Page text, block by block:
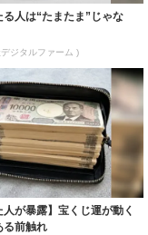
る人は“たまたま”じゃな
ジタルファーム )
人が暴露】宝くじ運が動く
る前触れ